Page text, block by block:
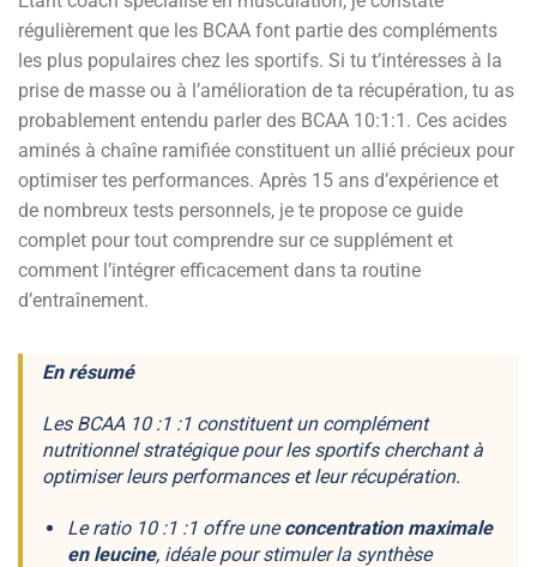
régulièrement que les BCAA font partie des compléments
les plus populaires chez les sportifs. Si tu t’intéresses à la
prise de masse ou à l’amélioration de ta récupération, tu as
probablement entendu parler des BCAA 10:1:1. Ces acides
aminés à chaîne ramifiée constituent un allié précieux pour
optimiser tes performances. Après 15 ans d’expérience et
de nombreux tests personnels, je te propose ce guide
complet pour tout comprendre sur ce supplément et
comment l’intégrer efficacement dans ta routine
d’entraînement.
En résumé
Les BCAA 10 :1 :1 constituent un complément
nutritionnel stratégique pour les sportifs cherchant à
optimiser leurs performances et leur récupération.
Le ratio 10 :1 :1 offre uneconcentration maximale
en leucine, idéale pourstimuler la synthèse